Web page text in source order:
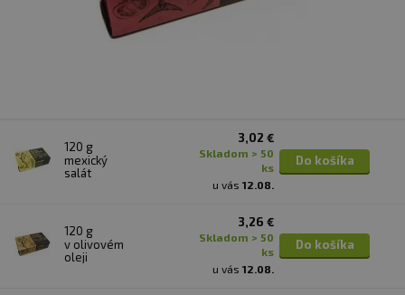
120 g
mexický
salát
3,02 €
skladom > 50
ks
u vás 12.08.
Do košíka
120 g
v olivovém
oleji
3,26 €
skladom > 50
ks
u vás 12.08.
Do košíka